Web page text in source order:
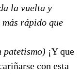
la vuelta y
rápido que
patetismo) ¡Y que
con esta